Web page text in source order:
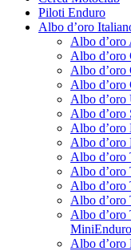
Piloti Enduro
Albo d’oro
Albo d’oro
Albo d’oro
Albo d’oro
Albo d’oro
Albo d’oro
Albo d’oro
Albo d’oro
Albo
Albo d’oro
Albo d’oro
Albo d’oro
Albo d’oro
Albo d’oro
MiniEnduro
Albo d’oro